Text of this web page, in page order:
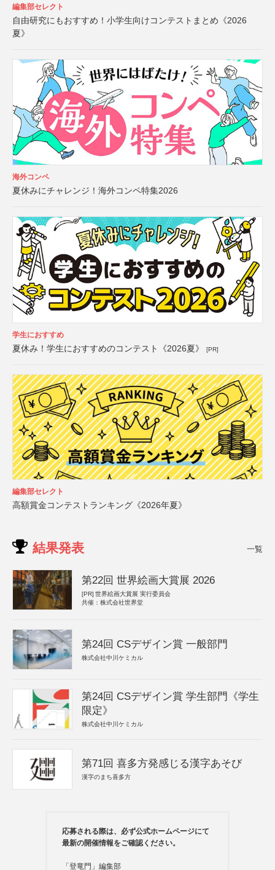
編集部セレクト
自由研究にもおすすめ！小学生向けコンテストまとめ《2026
夏》
海外コンペ
夏休みにチャレンジ！海外コンペ特集2026
学生におすすめ
夏休み！学生におすすめのコンテスト《2026夏》 [PR]
編集部セレクト
高額賞金コンテストランキング《2026年夏》
結果発表 一覧
第22回 世界絵画大賞展 2026
[PR] 世界絵画大賞展 実行委員会
共催：株式会社世界堂
第24回 CSデザイン賞 一般部門
株式会社中川ケミカル
第24回 CSデザイン賞 学生部門《学生
限定》
株式会社中川ケミカル
第71回 喜多方発感じる漢字あそび
漢字のまち喜多方
応募される際は、必ず公式ホームページにて
最新の開催情報をご確認ください。
「登竜門」編集部